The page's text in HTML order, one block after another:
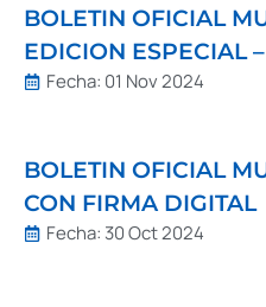
BOLETIN OFICIAL
EDICION ESPECIAL
Fecha: 01 Nov 2024
BOLETIN OFICIAL
CON FIRMA DIGITAL
Fecha: 30 Oct 2024